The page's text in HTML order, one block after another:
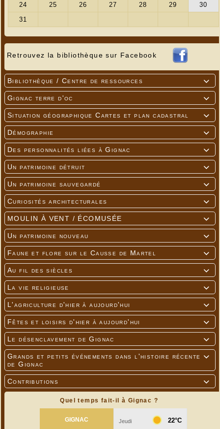
Retrouvez la bibliothèque sur Facebook

Bibliothèque / Centre de ressources

Gignac terre d'oc

Situation géographique Cartes et plan cadastral

Démographie

Des personnalités liées à Gignac

Un patrimoine détruit

Un patrimoine sauvegardé

Curiosités architecturales

MOULIN À VENT / ÉCOMUSÉE

Un patrimoine nouveau

Faune et flore sur le Causse de Martel

Au fil des siècles

La vie religieuse

L'agriculture d'hier à aujourd'hui

Fêtes et loisirs d'hier à aujourd'hui

Le désenclavement de Gignac

Grands et petits événements dans l'histoire récente
de Gignac

Contributions
Quel temps fait-il à Gignac ?